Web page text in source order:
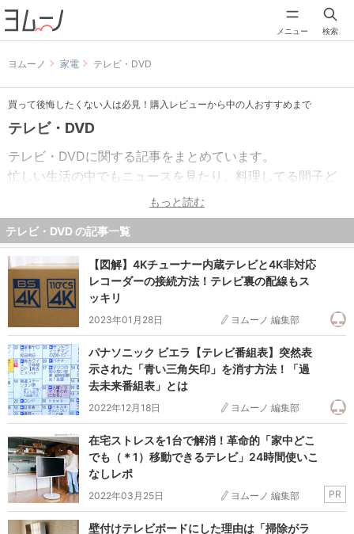
メニュー 検索
ヨムーノ 家電 テレビ・DVD
買って後悔したくない人は必見！購入レビューから中の人おすすめまで
テレビ・DVD
もっと読む
テレビ・DVDに関する記事をまとめています。
忙しい生活の中でもニュースを見たり、料理してる間子ど
もに見せたり…と毎日使わない日はない家電の一つがテレ
ビやDVD。どんどん画質もよくなって、お家で他の人を気
にせず映画を楽しむ人も多いですよね。
そんなテレビの最新型、みんな何を基準に選んでるのか気
になりませんか。よく聞く4Kやフルハイビジョンって何？
という事から、子どものお気に入りの番組やDVDをもっと
気軽に便利に活用まで最新テレビ・DVDについての記事を
まとめています。
テレビ・DVD の記事一覧
【図解】4Kチューナー内蔵テレビと4K非対応
レコーダーの接続方法！テレビ裏の配線もス
ッキリ
2023年01月28日 ヨムーノ 編集部
パナソニック ビエラ【テレビ番組表】突然表
示された「青い三角矢印」を消す方法！「過
去未来番組表」とは
2022年12月18日 ヨムーノ 編集部
在宅ストレスを1台で解消！革命的「家中どこ
でも（＊1）移動できるテレビ」24時間使いこ
なしレポ
2022年03月25日 ヨムーノ 編集部 PR
壁付けテレビボードにした理由は「掃除がラ